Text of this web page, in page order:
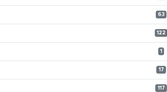
63
122
1
17
117